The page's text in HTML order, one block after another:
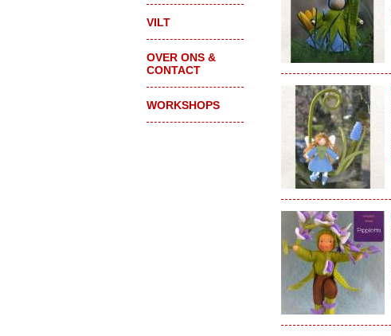
VILT
OVER ONS &
CONTACT
WORKSHOPS